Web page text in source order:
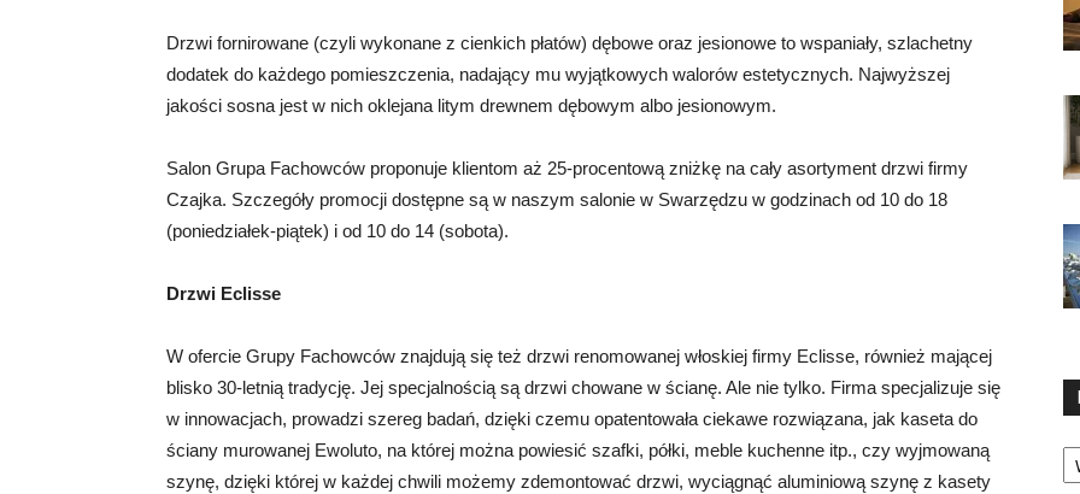
Drzwi fornirowane (czyli wykonane z cienkich płatów) dębowe oraz jesionowe to wspaniały, szlachetny
dodatek do każdego pomieszczenia, nadający mu wyjątkowych walorów estetycznych. Najwyższej
jakości sosna jest w nich oklejana litym drewnem dębowym albo jesionowym.
Salon Grupa Fachowców proponuje klientom aż 25-procentową zniżkę na cały asortyment drzwi firmy
Czajka. Szczegóły promocji dostępne są w naszym salonie w Swarzędzu w godzinach od 10 do 18
(poniedziałek-piątek) i od 10 do 14 (sobota).
Drzwi Eclisse
W ofercie Grupy Fachowców znajdują się też drzwi renomowanej włoskiej firmy Eclisse, również mającej
blisko 30-letnią tradycję. Jej specjalnością są drzwi chowane w ścianę. Ale nie tylko. Firma specjalizuje się
w innowacjach, prowadzi szereg badań, dzięki czemu opatentowała ciekawe rozwiązana, jak kaseta do
ściany murowanej Ewoluto, na której można powiesić szafki, półki, meble kuchenne itp., czy wyjmowaną
szynę, dzięki której w każdej chwili możemy zdemontować drzwi, wyciągnąć aluminiową szynę z kasety